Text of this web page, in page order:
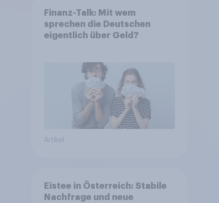
Finanz-Talk: Mit wem
sprechen die Deutschen
eigentlich über Geld?
Artikel
Eistee in Österreich: Stabile
Nachfrage und neue